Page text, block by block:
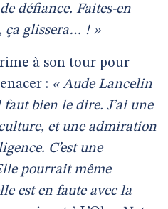
défiance. Faites-en
ça glissera… ! »
à son tour pour
: « Aude Lancelin
bien le dire. J’ai une
et une admiration
C’est une
pourrait même
est en faute avec la